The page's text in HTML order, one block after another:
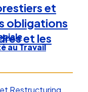
au Travail
Restructuring
et
obligations
et les